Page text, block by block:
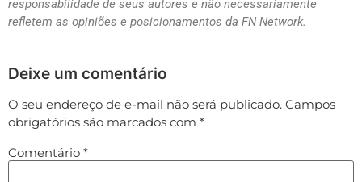
responsabilidade de seus autores e não necessariamente
refletem as opiniões e posicionamentos da FN Network.
Deixe um comentário
O seu endereço de e-mail não será publicado. Campos
obrigatórios são marcados com *
Comentário *